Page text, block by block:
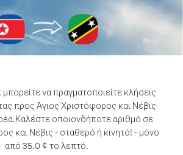
να πραγματοποιείτε κλήσεις
προς Άγιος Χριστόφορος και Νέβις
Καλέστε οποιονδήποτε αριθμό σε
και Νέβις - σταθερό ή κινητό! - μόνο
από 35.0 ¢ το λεπτό.